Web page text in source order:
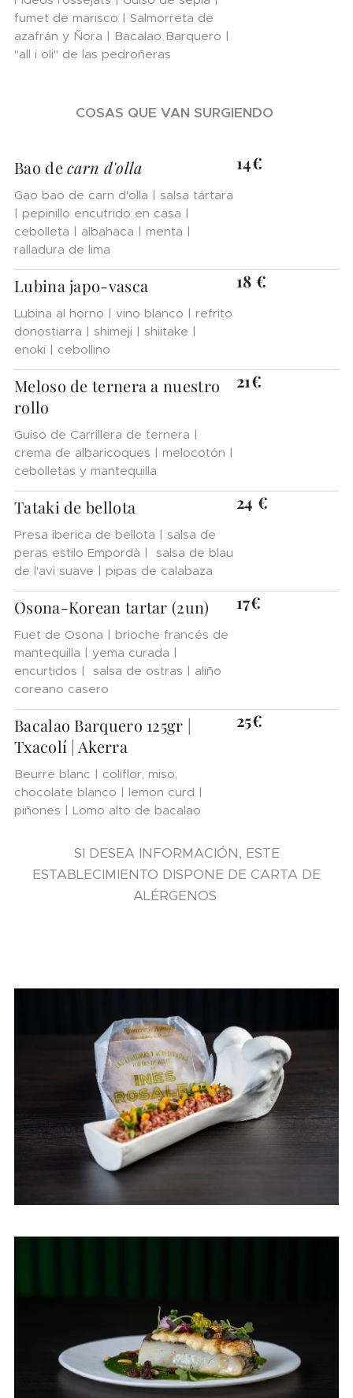
fumet de marisco | Salmorreta de
azafrán y Ñora | Bacalao Barquero |
"all i oli" de las pedroñeras
COSAS QUE VAN SURGIENDO
Bao decarn d'olla
Gao bao de carn d'olla | salsa tártara
| pepinillo encutrido en casa |
cebolleta | albahaca | menta |
ralladura de lima
14€
Lubina japo-vasca
Lubina al horno | vino blanco | refrito
donostiarra | shimeji | shiitake |
enoki | cebollino
18 €
Meloso de ternera a nuestro
rollo
Guiso de Carrillera de ternera |
crema de albaricoques | melocotón |
cebolletas y mantequilla
21€
Tataki de bellota
Presa iberica de bellota | salsa de
peras estilo Empordà | salsa de blau
de l'avi suave | pipas de calabaza
24 €
Osona-Korean tartar (2un)
Fuet de Osona | brioche francés de
mantequilla | yema curada |
encurtidos | salsa de ostras | aliño
coreano casero
17€
Bacalao Barquero 125gr |
Txacolí | Akerra
Beurre blanc | coliflor, miso,
chocolate blanco | lemon curd |
piñones | Lomo alto de bacalao
25€
SI DESEA INFORMACIÓN, ESTE
ESTABLECIMIENTO DISPONE DE CARTA DE
ALÉRGENOS